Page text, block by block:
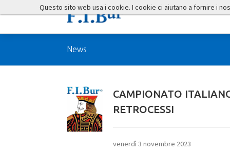
News
CAMPIONATO
RETROCESSI
venerdì 3 novembre 2023
Questo sito web usa i cookie. I cookie ci aiutano a fornire i